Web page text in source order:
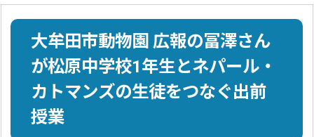
大牟田市動物園 広報の冨澤さん
が松原中学校1年生とネパール・
カトマンズの生徒をつなぐ出前
授業